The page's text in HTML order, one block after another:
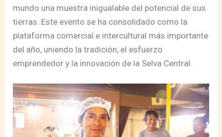
mundo una muestra inigualable del potencial de sus
tierras. Este evento se ha consolidado como la
plataforma comercial e intercultural más importante
del año, uniendo la tradición, el esfuerzo
emprendedor y la innovación de la Selva Central.